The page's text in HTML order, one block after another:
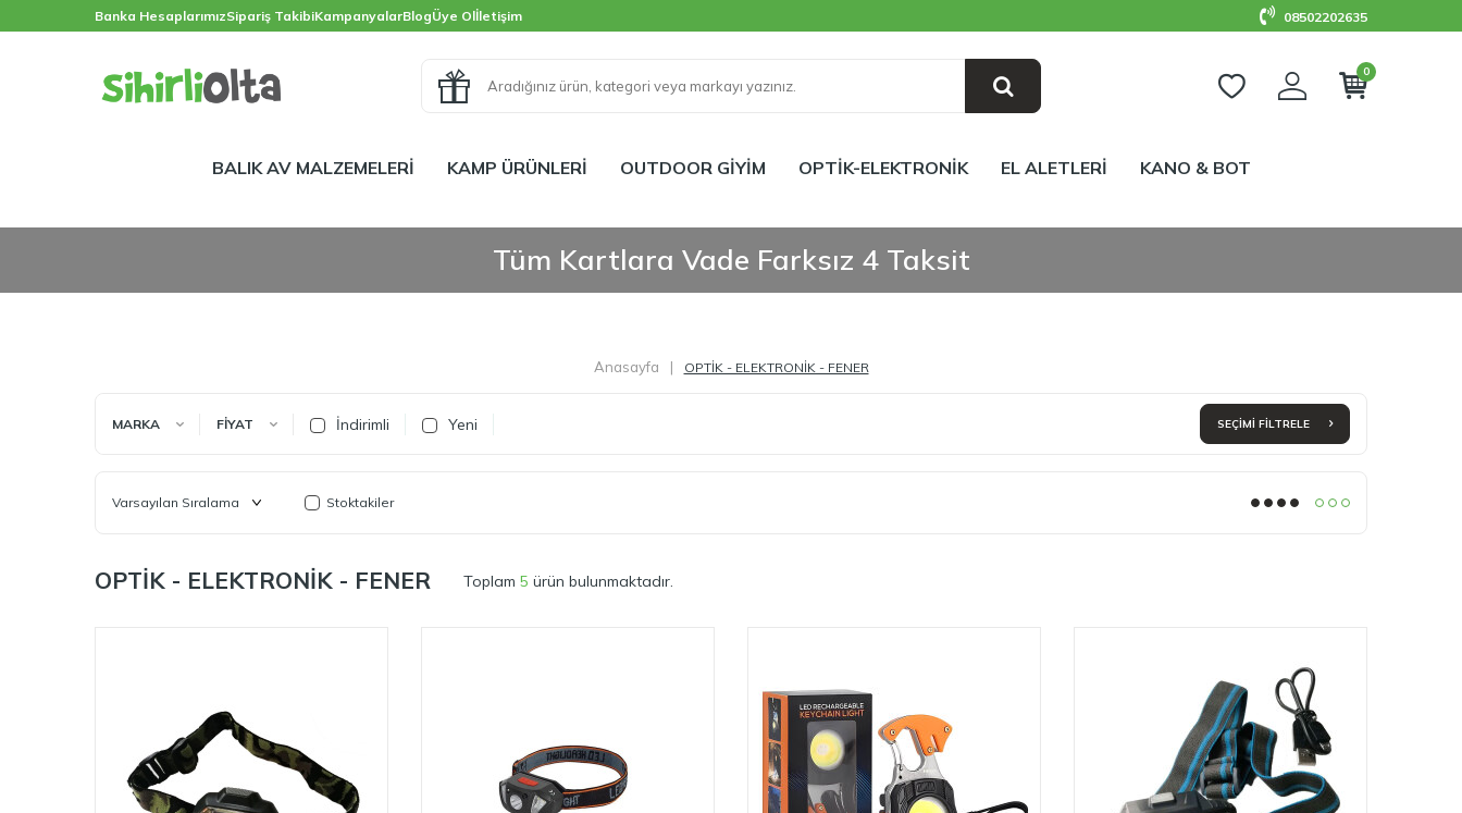
Banka HesaplarımızSipariş TakibiKampanyalarBlogÜye Olİletişim 08502202635
0
BALIK AV MALZEMELERİ KAMP ÜRÜNLERİ OUTDOOR GİYİM OPTİK-ELEKTRONİK EL ALETLERİ KANO & BOT
Tüm Kartlara Vade Farksız 4 Taksit
Anasayfa | OPTİK - ELEKTRONİK - FENER
MARKA FIYAT İndirimli Yeni SEÇIMI FILTRELE
Stoktakiler
OPTİK - ELEKTRONİK - FENER Toplam 5 ürün bulunmaktadır.